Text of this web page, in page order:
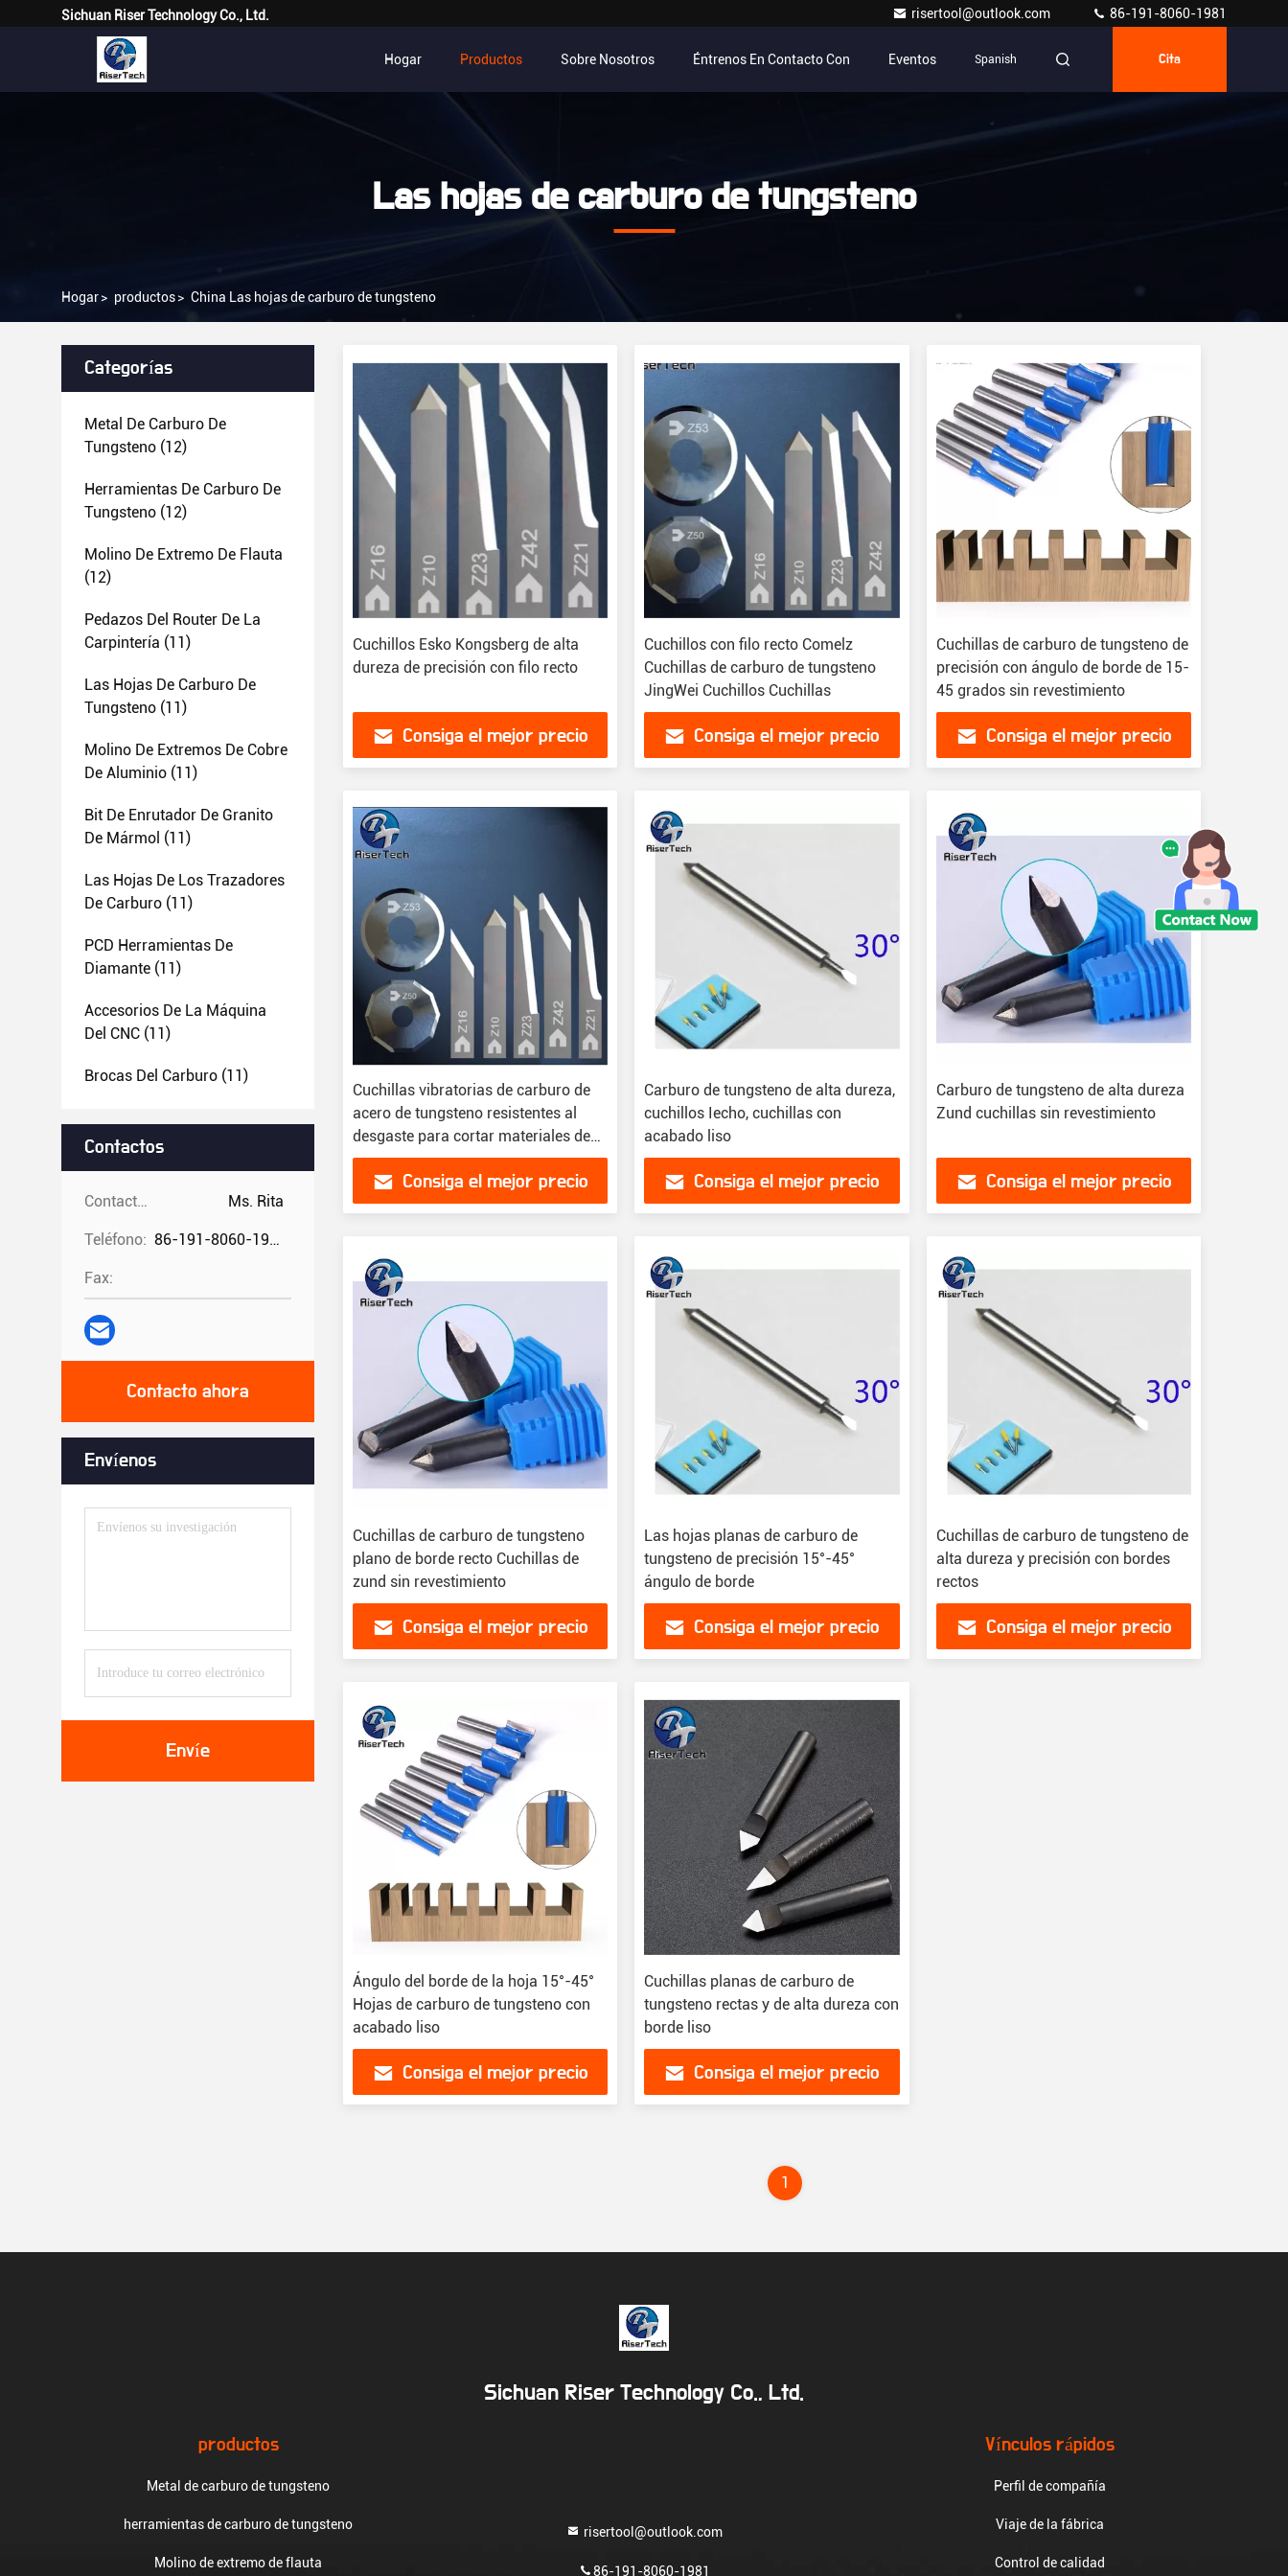
Sichuan Riser Technology Co., Ltd. risertool@outlook.com 86-191-8060-1981
Hogar Productos Sobre Nosotros Éntrenos En Contacto Con Eventos Spanish Cita
Las hojas de carburo de tungsteno
Hogar> productos> China Las hojas de carburo de tungsteno
Categorías
Metal De Carburo De
Tungsteno (12)
Herramientas De Carburo De
Tungsteno (12)
Molino De Extremo De Flauta
(12)
Pedazos Del Router De La
Carpintería (11)
Las Hojas De Carburo De
Tungsteno (11)
Molino De Extremos De Cobre
De Aluminio (11)
Bit De Enrutador De Granito
De Mármol (11)
Las Hojas De Los Trazadores
De Carburo (11)
PCD Herramientas De
Diamante (11)
Accesorios De La Máquina
Del CNC (11)
Brocas Del Carburo (11)
Contactos
Contactos: Ms. Rita
Teléfono: 86-191-8060-1981
Fax:
Contacto ahora
Envíenos
Envíe
Cuchillos Esko Kongsberg de alta
dureza de precisión con filo recto
Consiga el mejor precio
Cuchillos con filo recto Comelz
Cuchillas de carburo de tungsteno
JingWei Cuchillos Cuchillas
Consiga el mejor precio
Cuchillas de carburo de tungsteno de
precisión con ángulo de borde de 15-
45 grados sin revestimiento
Consiga el mejor precio
Cuchillas vibratorias de carburo de
acero de tungsteno resistentes al
desgaste para cortar materiales de
espuma de 20-120 mm
Consiga el mejor precio
Carburo de tungsteno de alta dureza,
cuchillos Iecho, cuchillas con
acabado liso
Consiga el mejor precio
Carburo de tungsteno de alta dureza
Zund cuchillas sin revestimiento
Consiga el mejor precio
Cuchillas de carburo de tungsteno
plano de borde recto Cuchillas de
zund sin revestimiento
Consiga el mejor precio
Las hojas planas de carburo de
tungsteno de precisión 15°-45°
ángulo de borde
Consiga el mejor precio
Cuchillas de carburo de tungsteno de
alta dureza y precisión con bordes
rectos
Consiga el mejor precio
Ángulo del borde de la hoja 15°-45°
Hojas de carburo de tungsteno con
acabado liso
Consiga el mejor precio
Cuchillas planas de carburo de
tungsteno rectas y de alta dureza con
borde liso
Consiga el mejor precio
1
Sichuan Riser Technology Co., Ltd.
productos
Metal de carburo de tungsteno
herramientas de carburo de tungsteno
Molino de extremo de flauta
risertool@outlook.com
86-191-8060-1981
Vínculos rápidos
Perfil de compañía
Viaje de la fábrica
Control de calidad